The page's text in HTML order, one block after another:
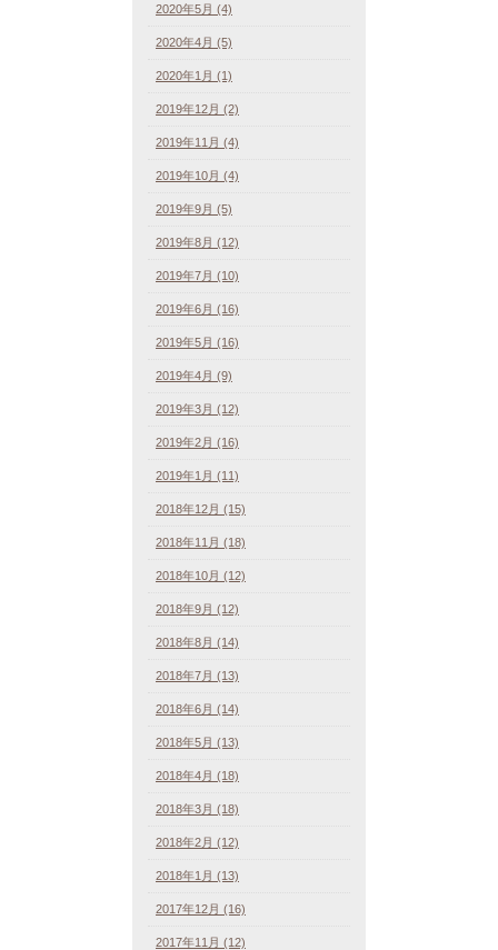
2020年5月 (4)
2020年4月 (5)
2020年1月 (1)
2019年12月 (2)
2019年11月 (4)
2019年10月 (4)
2019年9月 (5)
2019年8月 (12)
2019年7月 (10)
2019年6月 (16)
2019年5月 (16)
2019年4月 (9)
2019年3月 (12)
2019年2月 (16)
2019年1月 (11)
2018年12月 (15)
2018年11月 (18)
2018年10月 (12)
2018年9月 (12)
2018年8月 (14)
2018年7月 (13)
2018年6月 (14)
2018年5月 (13)
2018年4月 (18)
2018年3月 (18)
2018年2月 (12)
2018年1月 (13)
2017年12月 (16)
2017年11月 (12)